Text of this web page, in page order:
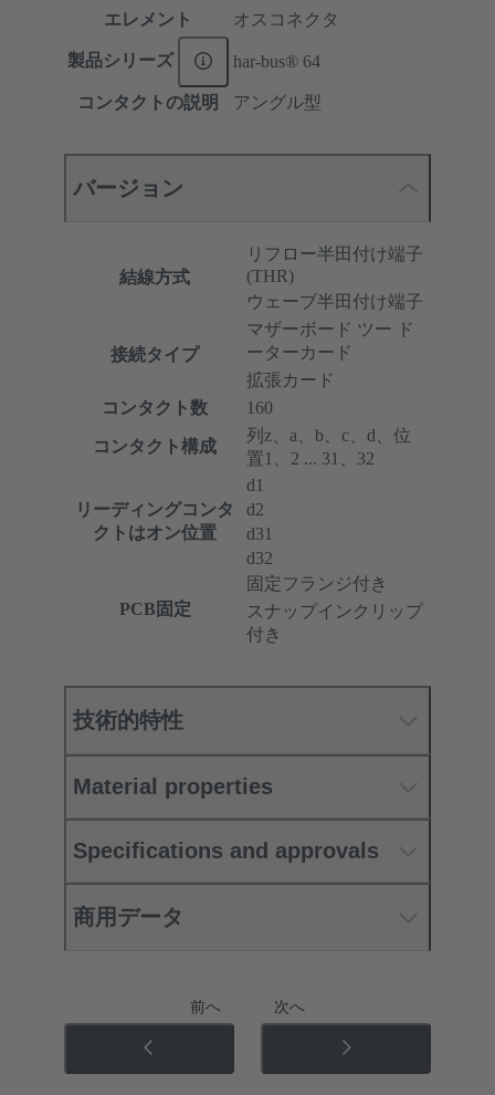
エレメント
オスコネクタ
製品シリーズ har-bus® 64
コンタクトの説明 アングル型
バージョン
結線方式
リフロー半田付け端子
(THR)
ウェーブ半田付け端子
接続タイプ
マザーボード ツー ド
ーターカード
拡張カード
コンタクト数
160
コンタクト構成
列z、a、b、c、d、位
置1、2 ... 31、32
リーディングコンタ
クトはオン位置
d1
d2
d31
d32
PCB固定
固定フランジ付き
スナップインクリップ
付き
技術的特性
Material properties
Specifications and approvals
商用データ
前へ 次へ